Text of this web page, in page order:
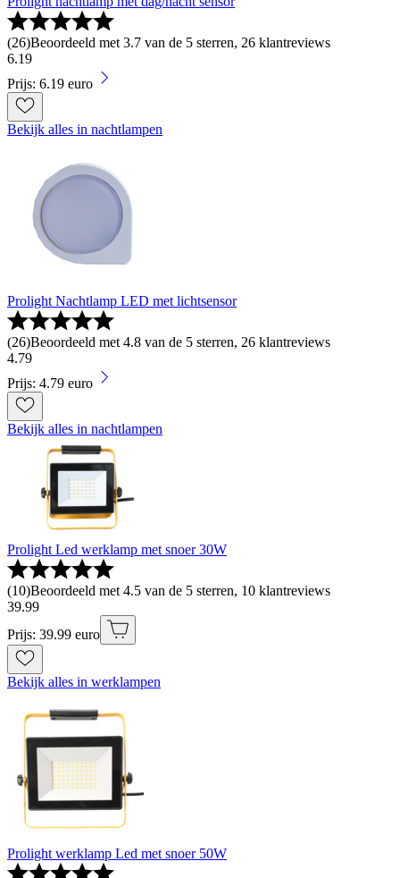
(26)Beoordeeld met 3.7 van de 5 sterren, 26 klantreviews
6.19
Prijs: 6.19 euro
Bekijk alles in nachtlampen
Prolight Nachtlamp LED met lichtsensor
(26)Beoordeeld met 4.8 van de 5 sterren, 26 klantreviews
4.79
Prijs: 4.79 euro
Bekijk alles in nachtlampen
Prolight Led werklamp met snoer 30W
(10)Beoordeeld met 4.5 van de 5 sterren, 10 klantreviews
39.99
Prijs: 39.99 euro
Bekijk alles in werklampen
Prolight werklamp Led met snoer 50W